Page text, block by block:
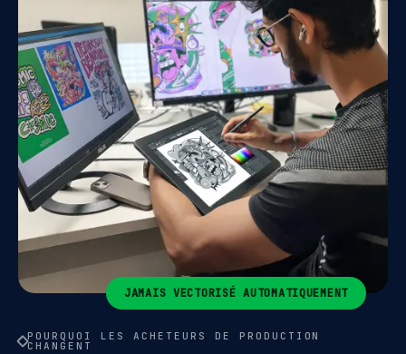
JAMAIS VECTORISÉ AUTOMATIQUEMENT
POURQUOI LES ACHETEURS DE PRODUCTION
CHANGENT